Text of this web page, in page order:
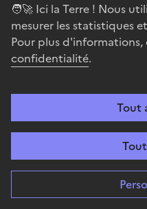
🧑‍🚀 Ici la Terre ! Nous
mesurer les statistiques
Pour plus
confidentialité.
Tout
C’est quoi